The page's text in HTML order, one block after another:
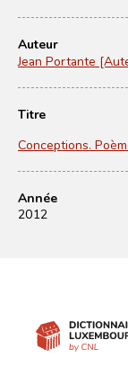
Auteur
Jean Portante
Titre
Conceptions.
Année
2012